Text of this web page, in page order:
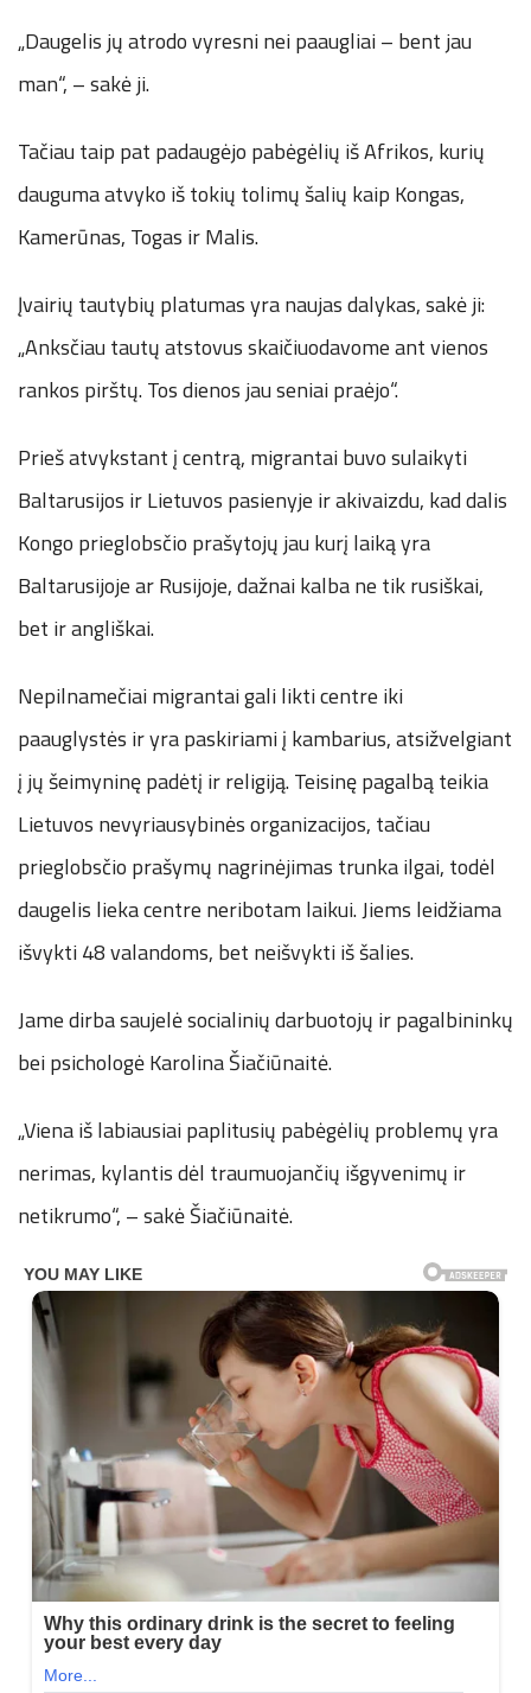
„Daugelis jų atrodo vyresni nei paaugliai – bent jau
man“, – sakė ji.
Tačiau taip pat padaugėjo pabėgėlių iš Afrikos, kurių
dauguma atvyko iš tokių tolimų šalių kaip Kongas,
Kamerūnas, Togas ir Malis.
Įvairių tautybių platumas yra naujas dalykas, sakė ji:
„Anksčiau tautų atstovus skaičiuodavome ant vienos
rankos pirštų. Tos dienos jau seniai praėjo“.
Prieš atvykstant į centrą, migrantai buvo sulaikyti
Baltarusijos ir Lietuvos pasienyje ir akivaizdu, kad dalis
Kongo prieglobsčio prašytojų jau kurį laiką yra
Baltarusijoje ar Rusijoje, dažnai kalba ne tik rusiškai,
bet ir angliškai.
Nepilnamečiai migrantai gali likti centre iki
paauglystės ir yra paskiriami į kambarius, atsižvelgiant
į jų šeimyninę padėtį ir religiją. Teisinę pagalbą teikia
Lietuvos nevyriausybinės organizacijos, tačiau
prieglobsčio prašymų nagrinėjimas trunka ilgai, todėl
daugelis lieka centre neribotam laikui. Jiems leidžiama
išvykti 48 valandoms, bet neišvykti iš šalies.
Jame dirba saujelė socialinių darbuotojų ir pagalbininkų
bei psichologė Karolina Šiačiūnaitė.
„Viena iš labiausiai paplitusių pabėgėlių problemų yra
nerimas, kylantis dėl traumuojančių išgyvenimų ir
netikrumo“, – sakė Šiačiūnaitė.